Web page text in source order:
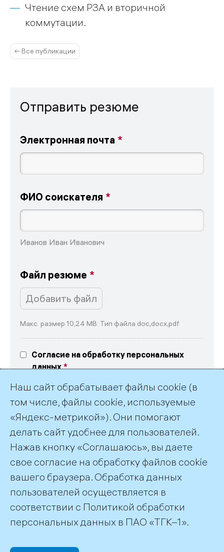
Чтение схем РЗА и вторичной
коммутации.
← Все публикации
Отправить резюме
Электронная почта
ФИО соискателя
Иванов Иван Иванович
Файл резюме
Добавить файл
Макс. размер 10,24 MB: Тип файла doc,docx,pdf
Согласие на обработку персональных
данных
персональных данных в соответствие
с текстомсогласияиполитикой обработки
персональных данных ПАО «ТГК-1»
©2026 ПАО «ТГК–1»
Наш сайт обрабатывает файлы cookie (в
том числе, файлы cookie, используемые
«Яндекс-метрикой»). Они помогают
делать сайт удобнее для пользователей.
Нажав кнопку «Соглашаюсь», вы даете
свое согласие на обработку файлов cookie
вашего браузера. Обработка данных
пользователей осуществляется в
соответствии с Политикой обработки
персональных данных в ПАО «ТГК–1».